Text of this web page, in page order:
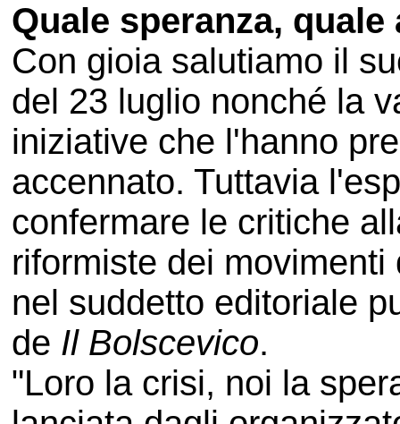
Quale speranza,
Con gioia salutiamo il
del 23 luglio nonché la
iniziative che l'hanno
accennato. Tuttavia
confermare le critiche
riformiste dei
nel suddetto editoriale
de Il Bolscevico.
"Loro la crisi, noi la